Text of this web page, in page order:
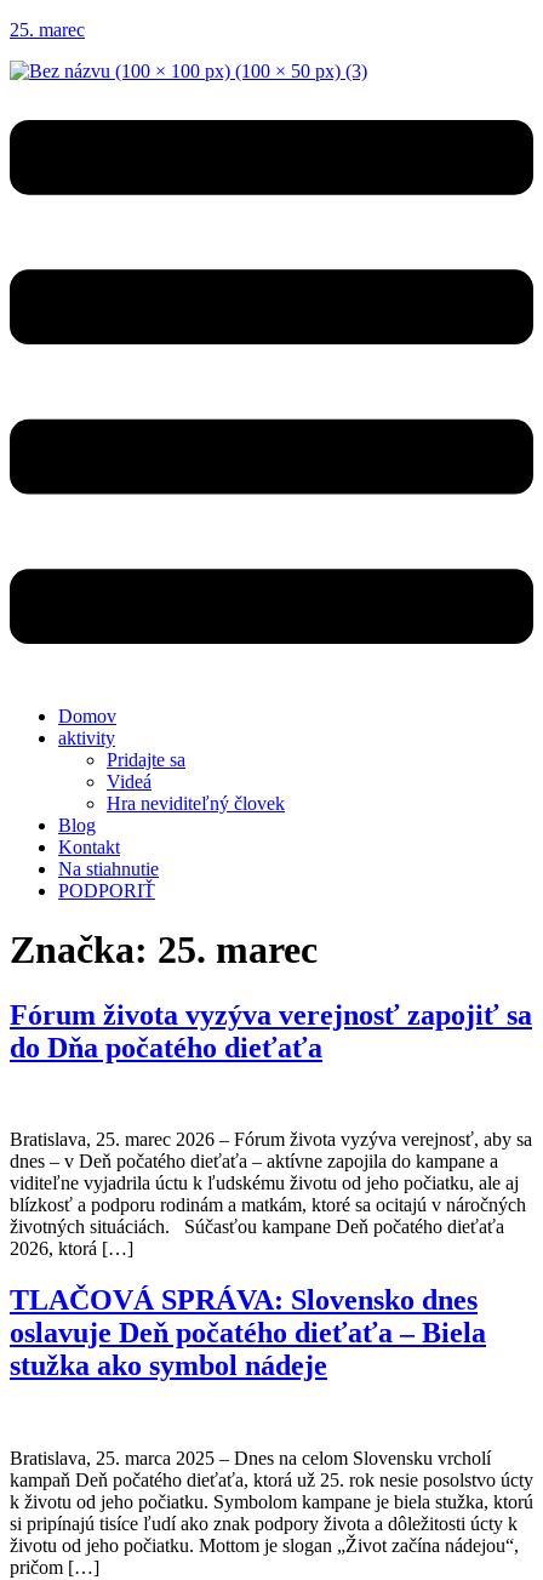
25. marec
Domov
aktivity
Pridajte sa
Videá
Hra neviditeľný človek
Blog
Kontakt
Na stiahnutie
PODPORIŤ
Značka: 25. marec
Fórum života vyzýva verejnosť zapojiť sa
do Dňa počatého dieťaťa
Bratislava, 25. marec 2026 – Fórum života vyzýva verejnosť, aby sa
dnes – v Deň počatého dieťaťa – aktívne zapojila do kampane a
viditeľne vyjadrila úctu k ľudskému životu od jeho počiatku, ale aj
blízkosť a podporu rodinám a matkám, ktoré sa ocitajú v náročných
životných situáciách. Súčasťou kampane Deň počatého dieťaťa
2026, ktorá […]
TLAČOVÁ SPRÁVA: Slovensko dnes
oslavuje Deň počatého dieťaťa – Biela
stužka ako symbol nádeje
Bratislava, 25. marca 2025 – Dnes na celom Slovensku vrcholí
kampaň Deň počatého dieťaťa, ktorá už 25. rok nesie posolstvo úcty
k životu od jeho počiatku. Symbolom kampane je biela stužka, ktorú
si pripínajú tisíce ľudí ako znak podpory života a dôležitosti úcty k
životu od jeho počiatku. Mottom je slogan „Život začína nádejou“,
pričom […]